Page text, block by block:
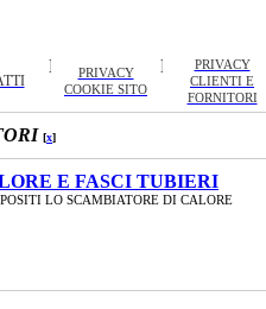
PRIVACY
COOKIE SITO
PRIVACY
CLIENTI E
FORNITORI
[x]
E FASCI TUBIERI
LO SCAMBIATORE DI CALORE